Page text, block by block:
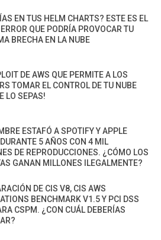
EN TUS HELM CHARTS? ESTE ES EL
QUE PODRÍA PROVOCAR TU
BRECHA EN LA NUBE
DE AWS QUE PERMITE A LOS
TOMAR EL CONTROL DE TU NUBE
LO SEPAS!
ESTAFÓ A SPOTIFY Y APPLE
5 AÑOS CON 4 MIL
DE REPRODUCCIONES. ¿CÓMO LOS
GANAN MILLONES ILEGALMENTE?
DE CIS V8, CIS AWS
BENCHMARK V1.5 Y PCI DSS
CSPM. ¿CON CUÁL DEBERÍAS